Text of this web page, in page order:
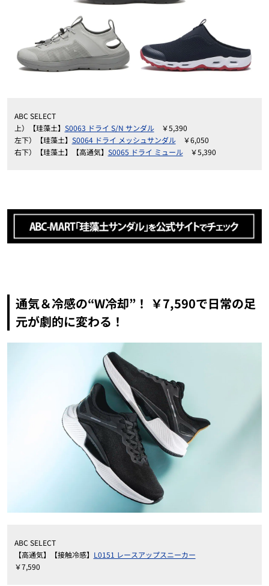
ABC SELECT
上）【珪藻土】 S0063 ドライ S/N サンダル￥5,390
左下）【珪藻土】 S0064 ドライ メッシュサンダル￥6,050
右下）【珪藻土】【高通気】 S0065 ドライ ミュール￥5,390
通気＆冷感の“W冷却”！ ￥7,590で日常の足
元が劇的に変わる！
ABC SELECT
【高通気】【接触冷感】 L0151 レースアップスニーカー
￥7,590